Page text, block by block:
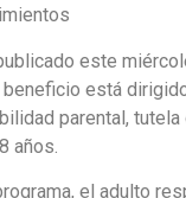
este
está
parental, tutela
años.
el adulto